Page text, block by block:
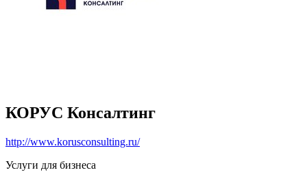
КОРУС Консалтинг
http://www.korusconsulting.ru/
Услуги для бизнеса